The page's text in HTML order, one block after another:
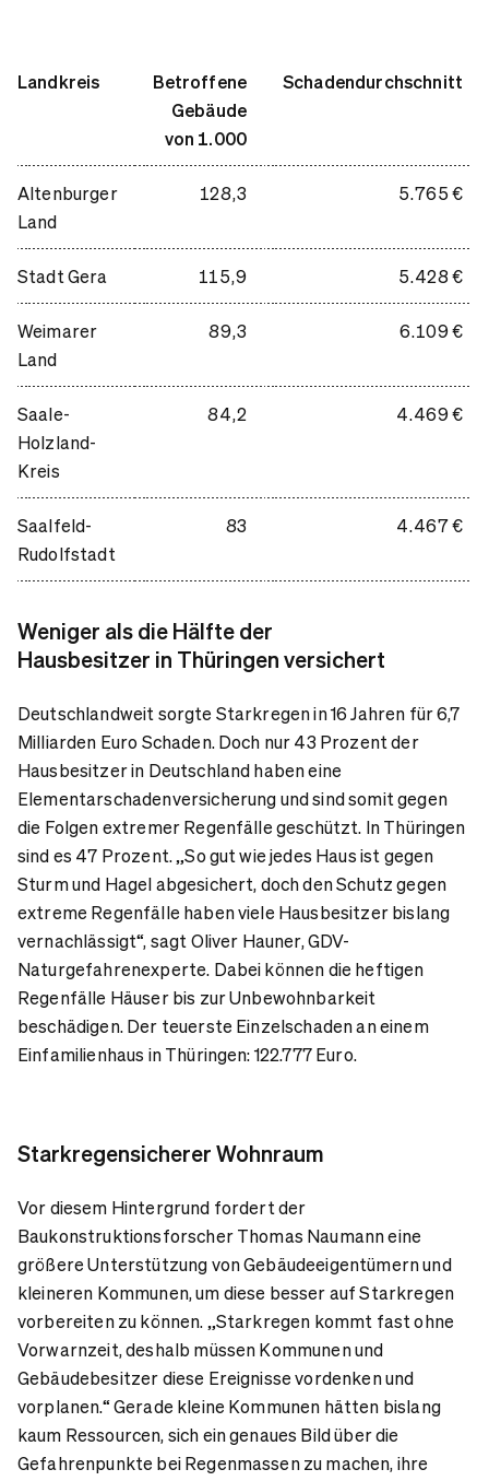
Landkreis
Betroffene
Gebäude
von 1.000
Schadendurchschnitt
Altenburger
Land
128,3 5.765 €
Stadt Gera 115,9 5.428 €
Weimarer
Land
89,3 6.109 €
Saale-
Holzland-
Kreis
84,2 4.469 €
Saalfeld-
Rudolfstadt
83 4.467 €
Weniger als die Hälfte der
Hausbesitzer in Thüringen versichert
Deutschlandweit sorgte Starkregen in 16 Jahren für 6,7
Milliarden Euro Schaden. Doch nur 43 Prozent der
Hausbesitzer in Deutschland haben eine
Elementarschadenversicherung und sind somit gegen
die Folgen extremer Regenfälle geschützt. In Thüringen
sind es 47 Prozent. „So gut wie jedes Haus ist gegen
Sturm und Hagel abgesichert, doch den Schutz gegen
extreme Regenfälle haben viele Hausbesitzer bislang
vernachlässigt“, sagt Oliver Hauner, GDV-
Naturgefahrenexperte. Dabei können die heftigen
Regenfälle Häuser bis zur Unbewohnbarkeit
beschädigen. Der teuerste Einzelschaden an einem
Einfamilienhaus in Thüringen: 122.777 Euro.
Starkregensicherer Wohnraum
Vor diesem Hintergrund fordert der
Baukonstruktionsforscher Thomas Naumann eine
größere Unterstützung von Gebäudeeigentümern und
kleineren Kommunen, um diese besser auf Starkregen
vorbereiten zu können. „Starkregen kommt fast ohne
Vorwarnzeit, deshalb müssen Kommunen und
Gebäudebesitzer diese Ereignisse vordenken und
vorplanen.“ Gerade kleine Kommunen hätten bislang
kaum Ressourcen, sich ein genaues Bild über die
Gefahrenpunkte bei Regenmassen zu machen, ihre